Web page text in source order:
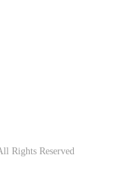
Rights Reserved